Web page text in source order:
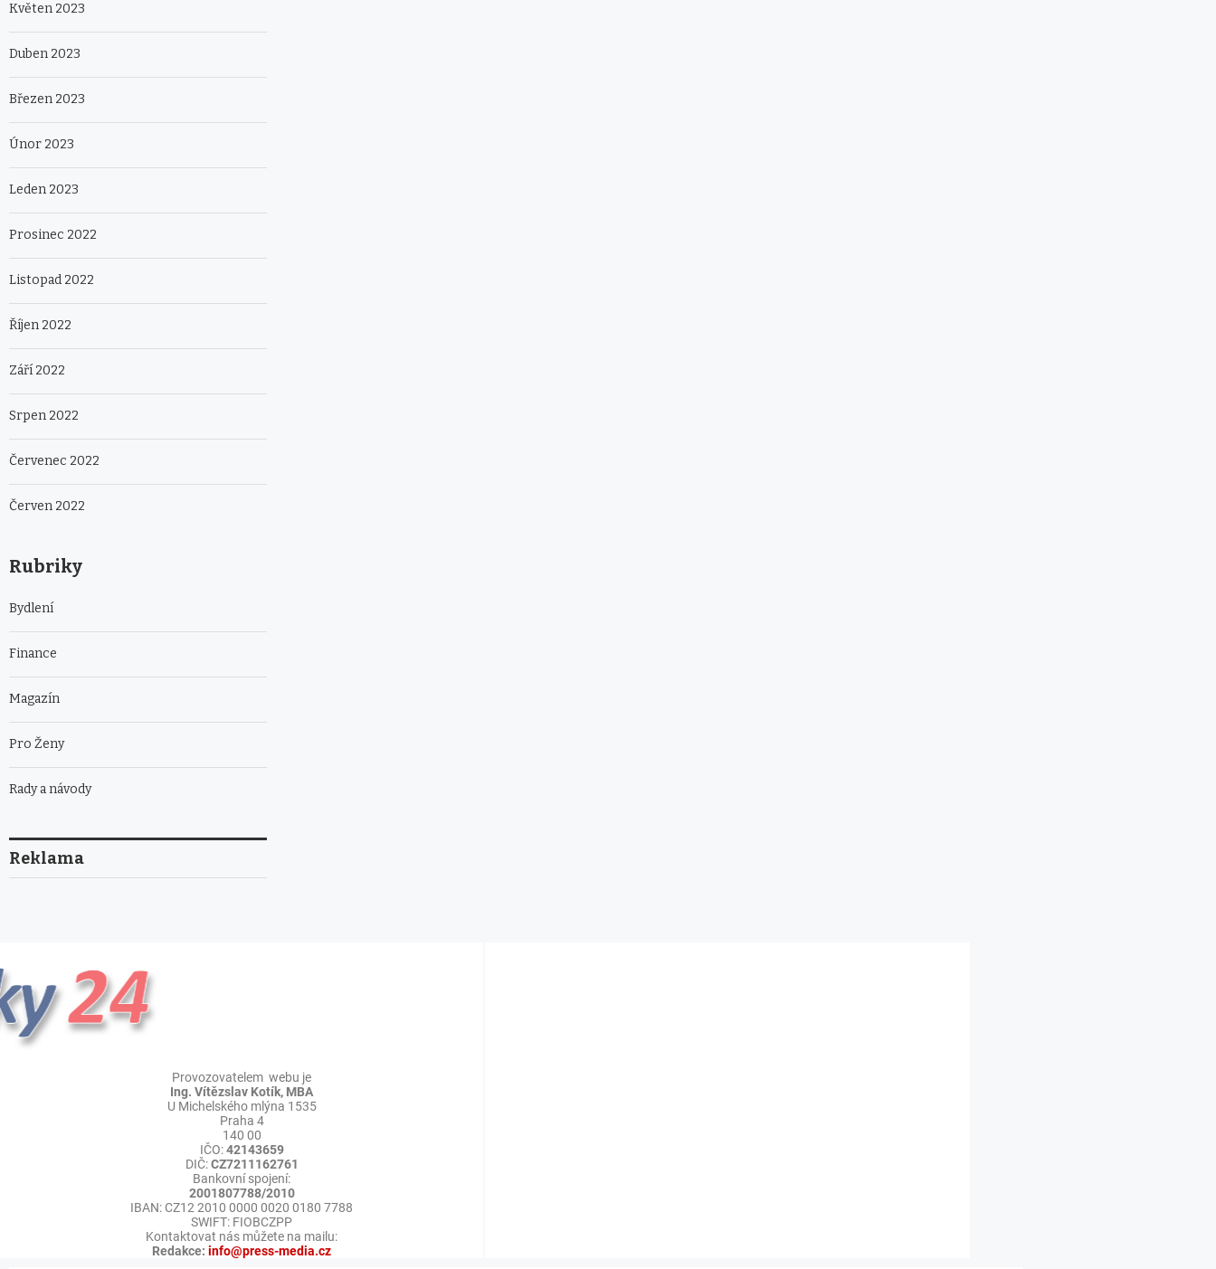
Květen 2023
Duben 2023
Březen 2023
Únor 2023
Leden 2023
Prosinec 2022
Listopad 2022
Říjen 2022
Září 2022
Srpen 2022
Červenec 2022
Červen 2022
Rubriky
Bydlení
Finance
Magazín
Pro Ženy
Rady a návody
Reklama
Provozovatelem webu je
Ing. Vítězslav Kotík, MBA
U Michelského mlýna 1535
Praha 4
140 00
IČO:42143659
DIČ:CZ7211162761
Bankovní spojení:
2001807788/2010
IBAN: CZ12 2010 0000 0020 0180 7788
SWIFT: FIOBCZPP
Kontaktovat nás můžete na mailu:
Redakce: info@press-media.cz